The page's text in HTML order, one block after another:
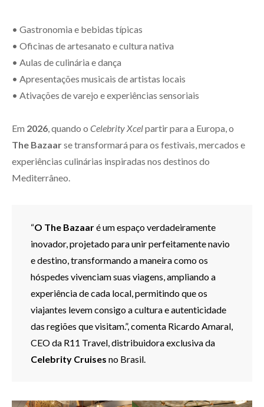
• Gastronomia e bebidas típicas
• Oficinas de artesanato e cultura nativa
• Aulas de culinária e dança
• Apresentações musicais de artistas locais
• Ativações de varejo e experiências sensoriais
Em 2026, quando o Celebrity Xcelpartir para a Europa, o
The Bazaarse transformará para os festivais, mercados e
experiências culinárias inspiradas nos destinos do
Mediterrâneo.
“O The Bazaaré um espaço verdadeiramente
inovador, projetado para unir perfeitamente navio
e destino, transformando a maneira como os
hóspedes vivenciam suas viagens, ampliando a
experiência de cada local, permitindo que os
viajantes levem consigo a cultura e autenticidade
das regiões que visitam.”, comenta Ricardo Amaral,
CEO da R11 Travel, distribuidora exclusiva da
Celebrity Cruises no Brasil.